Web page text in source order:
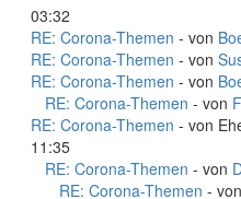
03:32
RE: Corona-Themen - von
RE: Corona-Themen - von
RE: Corona-Themen - von
RE: Corona-Themen - von
RE: Corona-Themen - von
11:35
RE: Corona-Themen - von
RE: Corona-Themen - von